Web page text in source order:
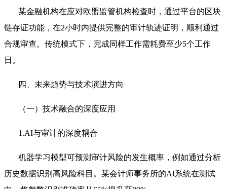
某金融机构在应对欧盟监管机构检查时，通过平台的区块
链存证功能，在2小时内提供完整的审计轨迹证明，顺利通过
合规审查。传统模式下，完成同样工作需耗费至少5个工作
日。
四、未来趋势与技术演进方向
（一）技术融合的深度应用
1.AI与审计的深度耦合
机器学习模型可预测审计风险的发生概率，例如通过分析
历史数据识别高风险科目。某会计师事务所的AI系统在测试